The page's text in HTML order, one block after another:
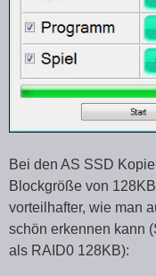
Bei den AS SSD
Blockgröße von
vorteilhafter, wie man
schön erkennen kann
als RAID0 128KB):